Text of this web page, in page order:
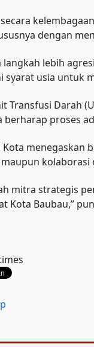
dengan
langkah lebih
syarat usia untuk
Transfusi Darah
berharap proses
Kota menegaskan
kolaborasi
mitra strategis
Kota Baubau,”